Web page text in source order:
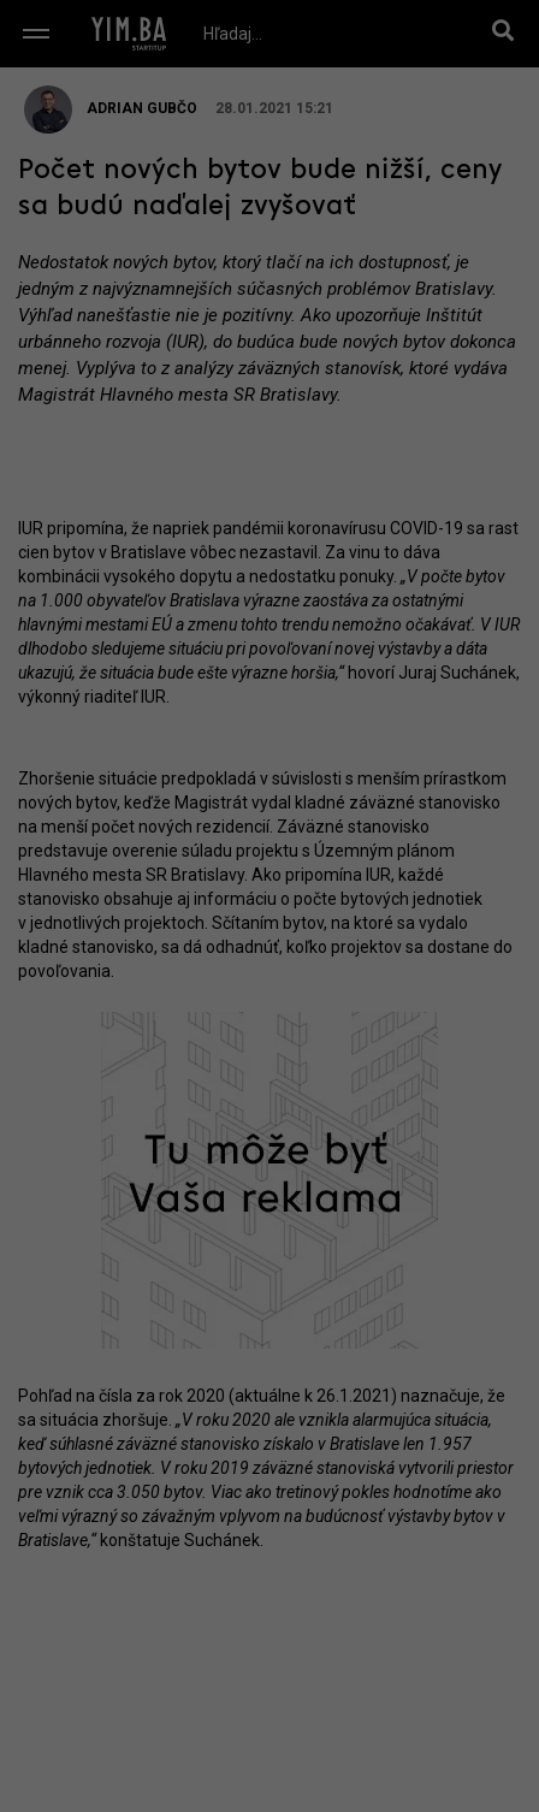
ADRIAN GUBČO 28.01.2021 15:21
Počet nových bytov bude nižší, ceny
sa budú naďalej zvyšovať
Nedostatok nových bytov, ktorý tlačí na ich dostupnosť, je
jedným z najvýznamnejších súčasných problémov Bratislavy.
Výhľad nanešťastie nie je pozitívny. Ako upozorňuje Inštitút
urbánneho rozvoja (IUR), do budúca bude nových bytov dokonca
menej. Vyplýva to z analýzy záväzných stanovísk, ktoré vydáva
Magistrát Hlavného mesta SR Bratislavy.
IUR pripomína, že napriek pandémii koronavírusu COVID-19 sa rast
cien bytov v Bratislave vôbec nezastavil. Za vinu to dáva
kombinácii vysokého dopytu a nedostatku ponuky. „V počte bytov
na 1.000 obyvateľov Bratislava výrazne zaostáva za ostatnými
hlavnými mestami EÚ a zmenu tohto trendu nemožno očakávať. V IUR
dlhodobo sledujeme situáciu pri povoľovaní novej výstavby a dáta
ukazujú, že situácia bude ešte výrazne horšia,“hovorí Juraj Suchánek,
výkonný riaditeľ IUR.
Zhoršenie situácie predpokladá v súvislosti s menším prírastkom
nových bytov, keďže Magistrát vydal kladné záväzné stanovisko
na menší počet nových rezidencií. Záväzné stanovisko
predstavuje overenie súladu projektu s Územným plánom
Hlavného mesta SR Bratislavy. Ako pripomína IUR, každé
stanovisko obsahuje aj informáciu o počte bytových jednotiek
v jednotlivých projektoch. Sčítaním bytov, na ktoré sa vydalo
kladné stanovisko, sa dá odhadnúť, koľko projektov sa dostane do
povoľovania.
Pohľad na čísla za rok 2020 (aktuálne k 26.1.2021) naznačuje, že
sa situácia zhoršuje. „V roku 2020 ale vznikla alarmujúca situácia,
keď súhlasné záväzné stanovisko získalo v Bratislave len 1.957
bytových jednotiek. V roku 2019 záväzné stanoviská vytvorili priestor
pre vznik cca 3.050 bytov. Viac ako tretinový pokles hodnotíme ako
veľmi výrazný so závažným vplyvom na budúcnosť výstavby bytov v
Bratislave,“konštatuje Suchánek.